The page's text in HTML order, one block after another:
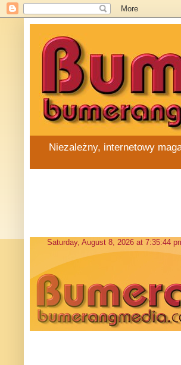
Niezależny, internetowy